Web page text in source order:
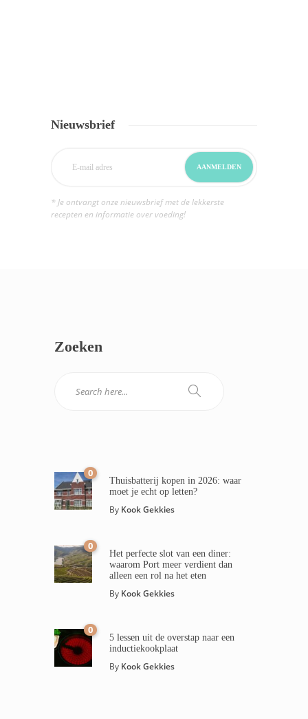
Nieuwsbrief
* Je ontvangt onze nieuwsbrief met de lekkerste
recepten en informatie over voeding!
Zoeken
0
Thuisbatterij kopen in 2026: waar
moet je echt op letten?
By Kook Gekkies
0
Het perfecte slot van een diner:
waarom Port meer verdient dan
alleen een rol na het eten
By Kook Gekkies
0
5 lessen uit de overstap naar een
inductiekookplaat
By Kook Gekkies